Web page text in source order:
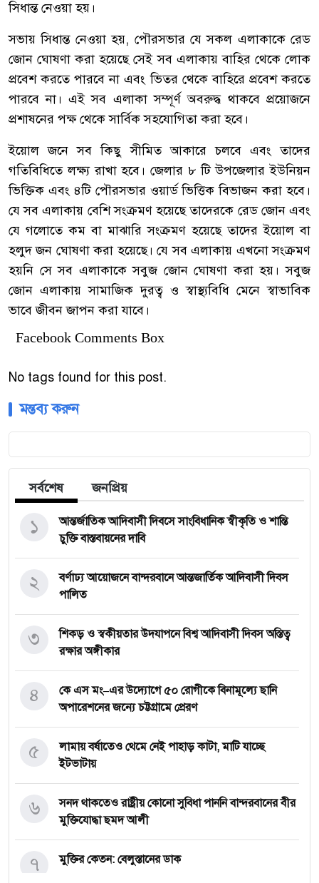
সিধান্ত নেওয়া হয়।
সভায় সিধান্ত নেওয়া হয়, পৌরসভার যে সকল এলাকাকে রেড
জোন ঘোষণা করা হয়েছে সেই সব এলাকায় বাহির থেকে লোক
প্রবেশ করতে পারবে না এবং ভিতর থেকে বাহিরে প্রবেশ করতে
পারবে না। এই সব এলাকা সম্পূর্ণ অবরুদ্ধ থাকবে প্রয়োজনে
প্রশাষনের পক্ষ থেকে সার্বিক সহযোগিতা করা হবে।
ইয়োল জনে সব কিছু সীমিত আকারে চলবে এবং তাদের
গতিবিধিতে লক্ষ্য রাখা হবে। জেলার ৮ টি উপজেলার ইউনিয়ন
ভিক্তিক এবং ৪টি পৌরসভার ওয়ার্ড ভিত্তিক বিভাজন করা হবে।
যে সব এলাকায় বেশি সংক্রমণ হয়েছে তাদেরকে রেড জোন এবং
যে গলোতে কম বা মাঝারি সংক্রমণ হয়েছে তাদের ইয়োল বা
হলুদ জন ঘোষণা করা হয়েছে। যে সব এলাকায় এখনো সংক্রমণ
হয়নি সে সব এলাকাকে সবুজ জোন ঘোষণা করা হয়। সবুজ
জোন এলাকায় সামাজিক দুরত্ব ও স্বাস্থ্যবিধি মেনে স্বাভাবিক
ভাবে জীবন জাপন করা যাবে।
Facebook Comments Box
No tags found for this post.
মন্তব্য করুন
সর্বশেষ জনপ্রিয়
আন্তর্জাতিক আদিবাসী দিবসে সাংবিধানিক স্বীকৃতি ও শান্তি
চুক্তি বাস্তবায়নের দাবি
১
বর্ণাঢ্য আয়োজনে বান্দরবানে আন্তজার্তিক আদিবাসী দিবস
পালিত
২
শিকড় ও স্বকীয়তার উদযাপনে বিশ্ব আদিবাসী দিবস অস্তিত্ব
রক্ষার অঙ্গীকার
৩
কে এস মং–এর উদ্যোগে ৫০ রোগীকে বিনামূল্যে ছানি
অপারেশনের জন্যে চট্টগ্রামে প্রেরণ
৪
লামায় বর্ষাতেও থেমে নেই পাহাড় কাটা, মাটি যাচ্ছে
ইটভাটায়
৫
সনদ থাকতেও রাষ্ট্রীয় কোনো সুবিধা পাননি বান্দরবানের বীর
মুক্তিযোদ্ধা ছমদ আলী
৬
মুক্তির কেতন: বেলুস্তানের ডাক
৭